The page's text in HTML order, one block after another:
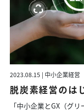
2023.08.15 | 中小企業経営
脱炭素経営のは
「中小企業とGX（グ